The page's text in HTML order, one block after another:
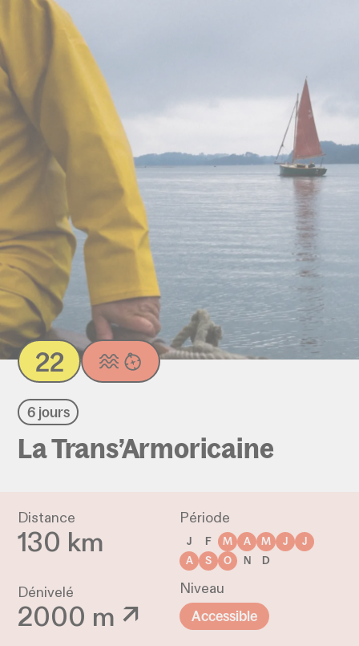
22
6 jours
La Trans’Armoricaine
Distance
130 km
Dénivelé
2000 m ↗
Période
J
F M A M J
J
A
S O N
D
Niveau
Accessible